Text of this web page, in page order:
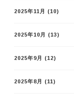
2025年11月 (10)
2025年10月 (13)
2025年9月 (12)
2025年8月 (11)